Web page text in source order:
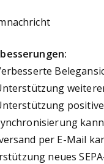
per E-Mail
neues